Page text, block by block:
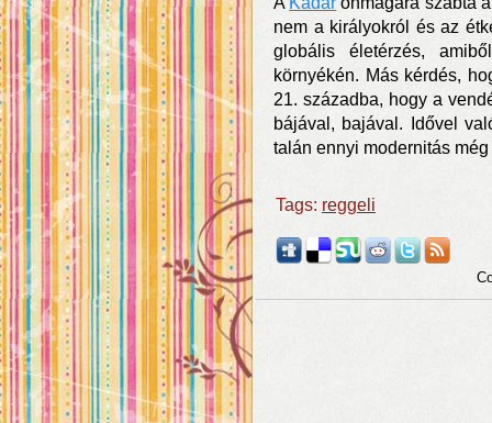
nem a királyokról és az
globális életérzés,
környékén. Más kérdés,
21. századba, hogy a
bájával, bajával. Idővel
talán ennyi modernitás
Tags: reggeli